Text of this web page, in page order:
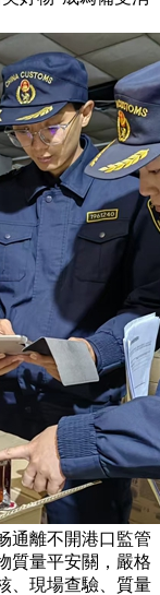
通離不開港口監管
質量平安關，嚴格
、現場查驗、質量